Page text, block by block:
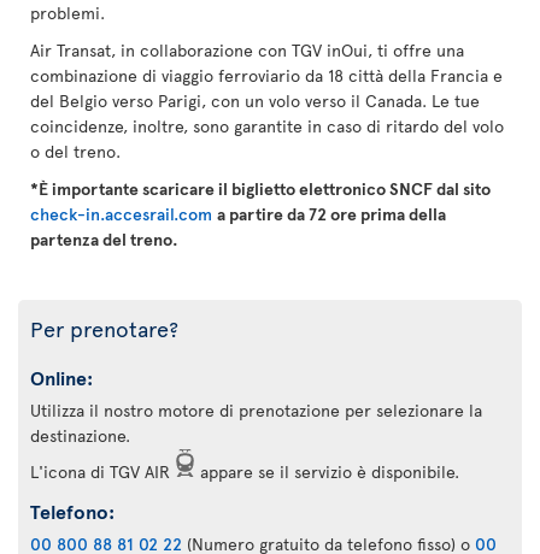
problemi.
Air Transat, in collaborazione con TGV inOui, ti offre una
combinazione di viaggio ferroviario da 18 città della Francia e
del Belgio verso Parigi, con un volo verso il Canada. Le tue
coincidenze, inoltre, sono garantite in caso di ritardo del volo
o del treno.
*È importante scaricare il biglietto elettronico SNCF dal sito
check-in.accesrail.com a partire da 72 ore prima della
partenza del treno.
Per prenotare?
Online:
Utilizza il nostro motore di prenotazione per selezionare la
destinazione.
L'icona di TGV AIR
appare se il servizio è disponibile.
Telefono:
00 800 88 81 02 22 (Numero gratuito da telefono fisso) o 00